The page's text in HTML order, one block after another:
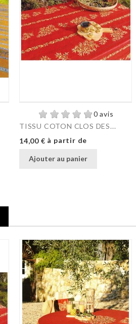
0 avis
TISSU COTON CLOS DES...
Prix
14,00 € à partir de
Ajouter au panier